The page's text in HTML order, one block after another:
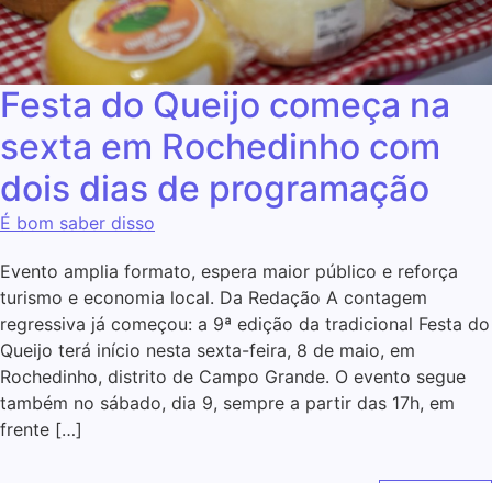
Festa do Queijo começa na
sexta em Rochedinho com
dois dias de programação
É bom saber disso
Evento amplia formato, espera maior público e reforça
turismo e economia local. Da Redação A contagem
regressiva já começou: a 9ª edição da tradicional Festa do
Queijo terá início nesta sexta-feira, 8 de maio, em
Rochedinho, distrito de Campo Grande. O evento segue
também no sábado, dia 9, sempre a partir das 17h, em
frente […]